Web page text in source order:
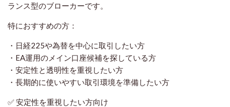
ランス型のブローカーです。
特におすすめの方：
・日経225や為替を中心に取引したい方
・EA運用のメイン口座候補を探している方
・安定性と透明性を重視したい方
・長期的に使いやすい取引環境を準備したい方
✅ 安定性を重視したい方向け